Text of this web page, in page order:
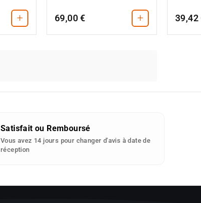
+ 69,00 € + 39,42
Satisfait ou Remboursé
Vous avez 14 jours pour changer d'avis à date de
réception